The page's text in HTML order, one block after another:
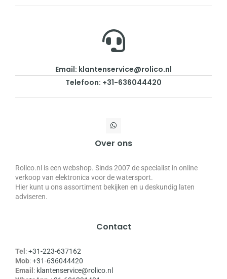
Email: klantenservice@rolico.nl
Telefoon: +31-636044420
Over ons
Rolico.nl is een webshop. Sinds 2007 de specialist in online
verkoop van elektronica voor de watersport.
Hier kunt u ons assortiment bekijken en u deskundig laten
adviseren.
Contact
Tel :+31-223-637162
Mob:+31-636044420
Email : klantenservice@rolico.nl